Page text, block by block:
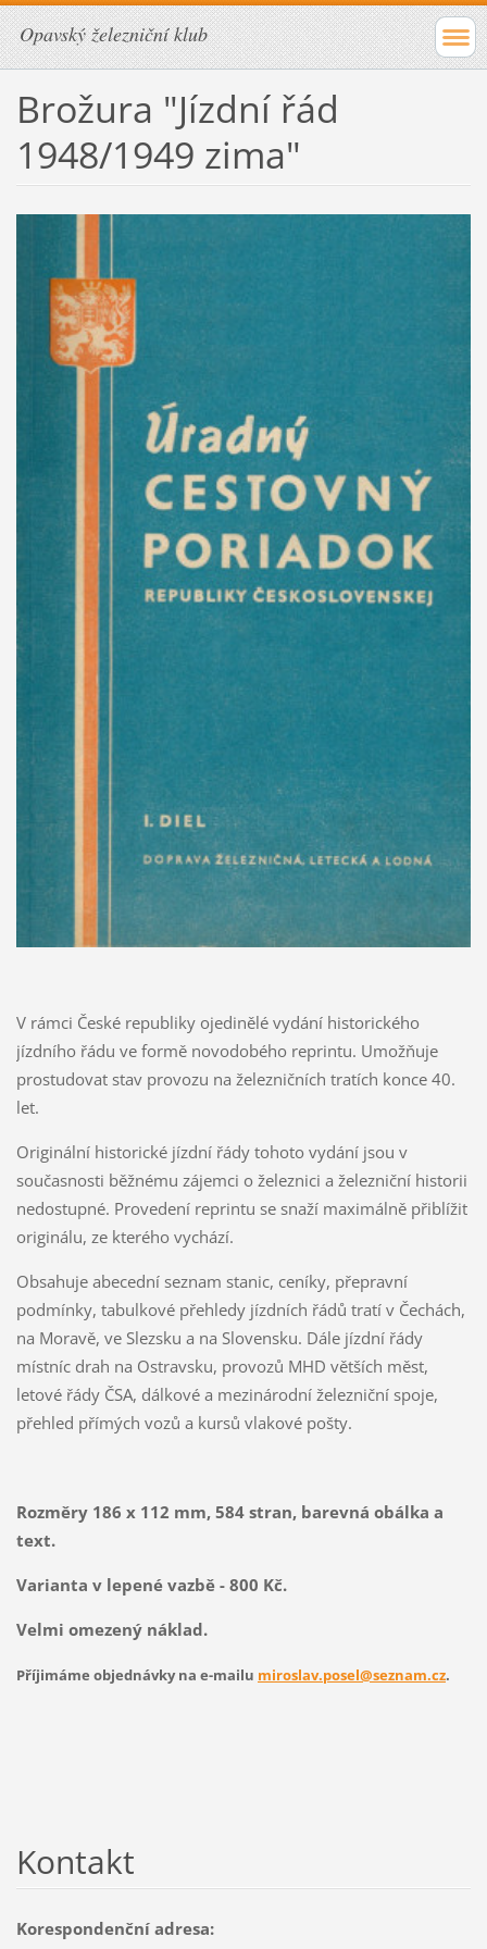
Opavský železniční klub
Brožura "Jízdní řád
1948/1949 zima"
V rámci České republiky ojedinělé vydání historického
jízdního řádu ve formě novodobého reprintu. Umožňuje
prostudovat stav provozu na železničních tratích konce 40.
let.
Originální historické jízdní řády tohoto vydání jsou v
současnosti běžnému zájemci o železnici a železniční historii
nedostupné. Provedení reprintu se snaží maximálně přiblížit
originálu, ze kterého vychází.
Obsahuje abecední seznam stanic, ceníky, přepravní
podmínky, tabulkové přehledy jízdních řádů tratí v Čechách,
na Moravě, ve Slezsku a na Slovensku. Dále jízdní řády
místníc drah na Ostravsku, provozů MHD větších měst,
letové řády ČSA, dálkové a mezinárodní železniční spoje,
přehled přímých vozů a kursů vlakové pošty.
Rozměry 186 x 112 mm, 584 stran, barevná obálka a
text.
Varianta v lepené vazbě - 800 Kč.
Velmi omezený náklad.
Příjimáme objednávky na e-mailu miroslav.posel@seznam.cz.
Kontakt
Korespondenční adresa: